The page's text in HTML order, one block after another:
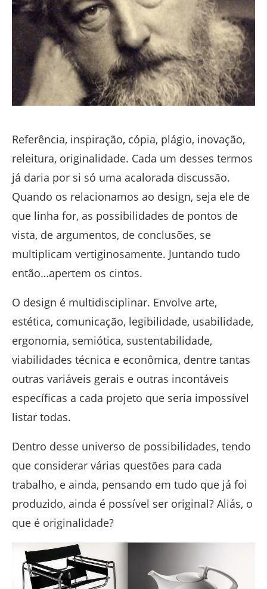
Referência, inspiração, cópia, plágio, inovação,
releitura, originalidade. Cada um desses termos
já daria por si só uma acalorada discussão.
Quando os relacionamos ao design, seja ele de
que linha for, as possibilidades de pontos de
vista, de argumentos, de conclusões, se
multiplicam vertiginosamente. Juntando tudo
então…apertem os cintos.
O design é multidisciplinar. Envolve arte,
estética, comunicação, legibilidade, usabilidade,
ergonomia, semiótica, sustentabilidade,
viabilidades técnica e econômica, dentre tantas
outras variáveis gerais e outras incontáveis
específicas a cada projeto que seria impossível
listar todas.
Dentro desse universo de possibilidades, tendo
que considerar várias questões para cada
trabalho, e ainda, pensando em tudo que já foi
produzido, ainda é possível ser original? Aliás, o
que é originalidade?